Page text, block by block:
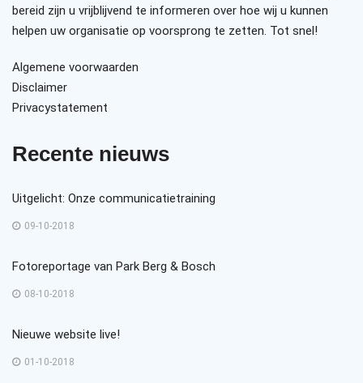
bereid zijn u vrijblijvend te informeren over hoe wij u kunnen
helpen uw organisatie op voorsprong te zetten. Tot snel!
Algemene voorwaarden
Disclaimer
Privacystatement
Recente nieuws
Uitgelicht: Onze communicatietraining
09-10-2018
Fotoreportage van Park Berg & Bosch
08-10-2018
Nieuwe website live!
01-10-2018